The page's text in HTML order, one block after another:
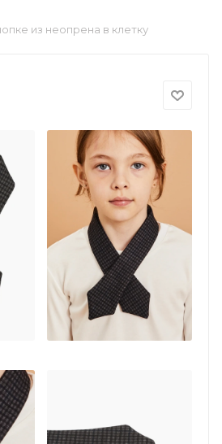
из неопрена в клетку